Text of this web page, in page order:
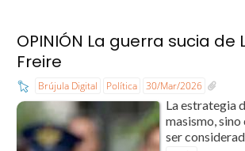
OPINIÓN La guerra sucia
Freire
Brújula Digital Política 30/Mar/2026
La estrategia
masismo,
ser